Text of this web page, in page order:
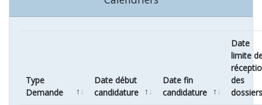
Type
Demande
Date début
candidature
Date fin
candidature
Date
limite
des
dossiers